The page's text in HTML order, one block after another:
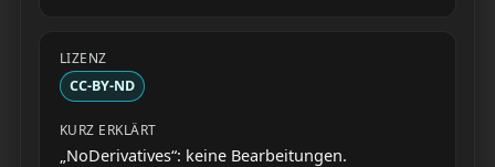
CC-BY-ND
„NoDerivatives“: keine Bearbeitungen.